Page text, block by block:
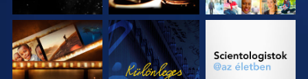
A SOROZAT
MŰSORNÉZÉS
A SOROZAT